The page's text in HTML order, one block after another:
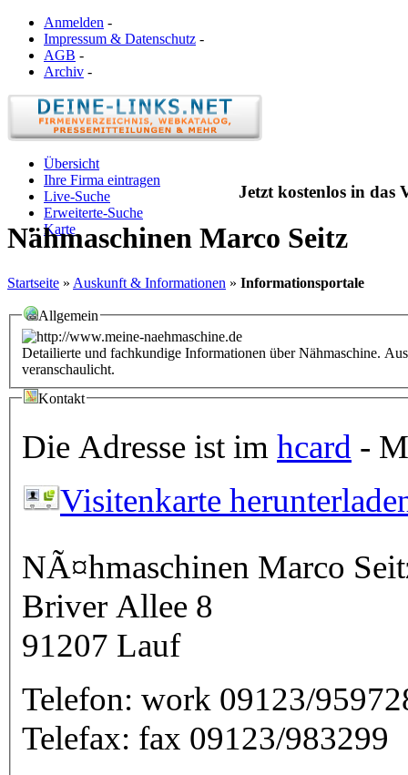
Anmelden -
Impressum & Datenschutz -
AGB -
Archiv -
Übersicht
Ihre Firma eintragen
Live-Suche
Erweiterte-Suche
Karte
Jetzt kostenlos in das
Nähmaschinen Marco Seitz
Startseite » Auskunft & Informationen » Informationsportale
Allgemein
Detailierte und fachkundige Informationen über Nähmaschine.
veranschaulicht.
Kontakt
Die Adresse ist im hcard -
Visitenkarte
NÃ¤hmaschinen Marco
Briver Allee 8
91207 Lauf
Telefon: work 09123/
Telefax: fax 09123/983299